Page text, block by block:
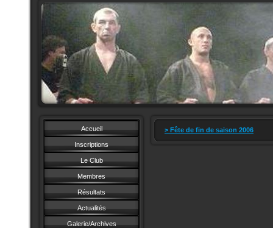
Accueil
Inscriptions
Le Club
Membres
Résultats
Actualités
Galerie/Archives
> Fête de fin de saison 2006